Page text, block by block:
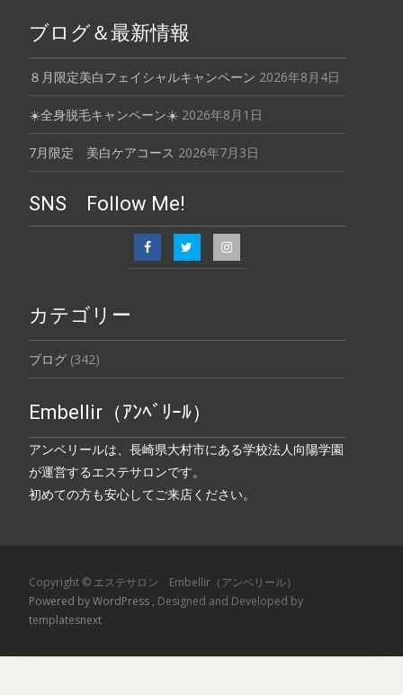
ブログ＆最新情報
８月限定美白フェイシャルキャンペーン 2026年8月4日
☀️全身脱毛キャンペーン☀️ 2026年8月1日
7月限定 美白ケアコース 2026年7月3日
SNS Follow Me!
カテゴリー
ブログ (342)
Embellir（ｱﾝﾍﾞﾘｰﾙ）
アンベリールは、長崎県大村市にある学校法人向陽学園
が運営するエステサロンです。
初めての方も安心してご来店ください。
Copyright © エステサロン Embellir（アンベリール）
Powered by WordPress , Designed and Developed by
templatesnext